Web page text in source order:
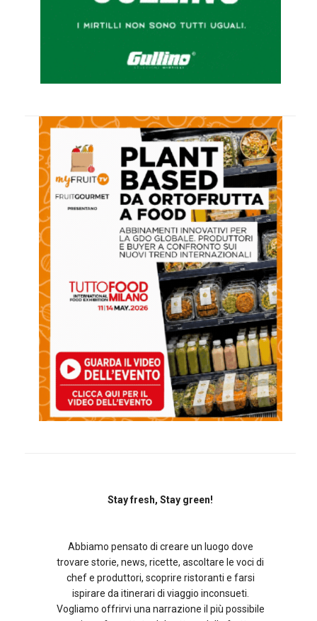
Stay fresh, Stay green!
Abbiamo pensato di creare un luogo dove
trovare storie, news, ricette, ascoltare le voci di
chef e produttori, scoprire ristoranti e farsi
ispirare da itinerari di viaggio inconsueti.
Vogliamo offrirvi una narrazione il più possibile